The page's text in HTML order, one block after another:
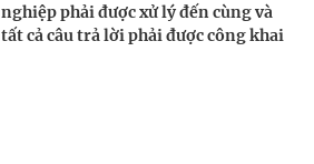
nghiệp phải được xử lý đến cùng và
tất cả câu trả lời phải được công khai